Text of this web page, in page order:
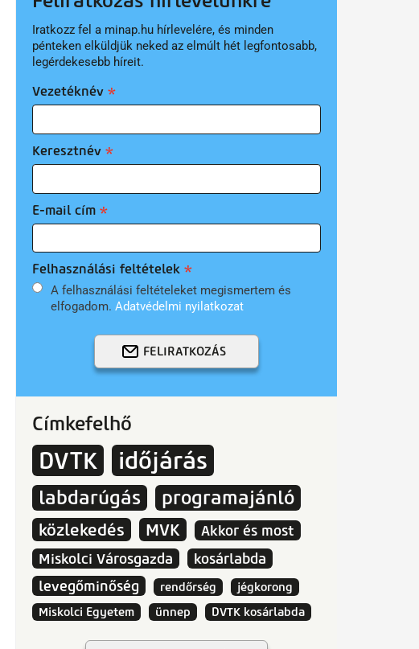
Iratkozz fel a minap.hu hírlevelére, és minden
pénteken elküldjük neked az elmúlt hét legfontosabb,
legérdekesebb híreit.
Vezetéknév
Keresztnév
E-mail cím
Felhasználási feltételek
A felhasználási feltételeket megismertem és
elfogadom. Adatvédelmi nyilatkozat
FELIRATKOZÁS
Címkefelhő
DVTK időjárás
labdarúgás programajánló
közlekedés MVK
Akkor és most
Miskolci Városgazda
kosárlabda
levegőminőség
rendőrség
jégkorong
Miskolci Egyetem
ünnep DVTK kosárlabda